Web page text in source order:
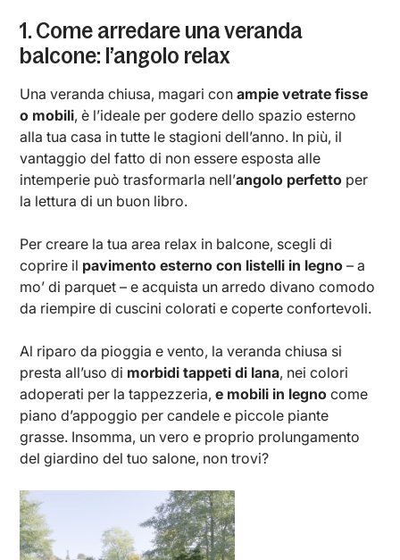
1. Come arredare una veranda
balcone: l’angolo relax
Una veranda chiusa, magari conampie vetrate fisse
o mobili, è l’ideale per godere dello spazio esterno
alla tua casa in tutte le stagioni dell’anno. In più, il
vantaggio del fatto di non essere esposta alle
intemperie può trasformarla nell’angolo perfetto per
la lettura di un buon libro.
Per creare la tua area relax in balcone, scegli di
coprire il pavimento esterno con listelli in legno – a
mo’ di parquet – e acquista un arredo divano comodo
da riempire di cuscini colorati e coperte confortevoli.
Al riparo da pioggia e vento, la veranda chiusa si
presta all’uso di morbidi tappeti di lana, nei colori
adoperati per la tappezzeria,e mobili in legno come
piano d’appoggio per candele e piccole piante
grasse. Insomma, un vero e proprio prolungamento
del giardino del tuo salone, non trovi?